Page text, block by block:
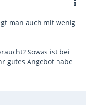
man auch mit wenig
Sowas ist bei
gutes Angebot habe